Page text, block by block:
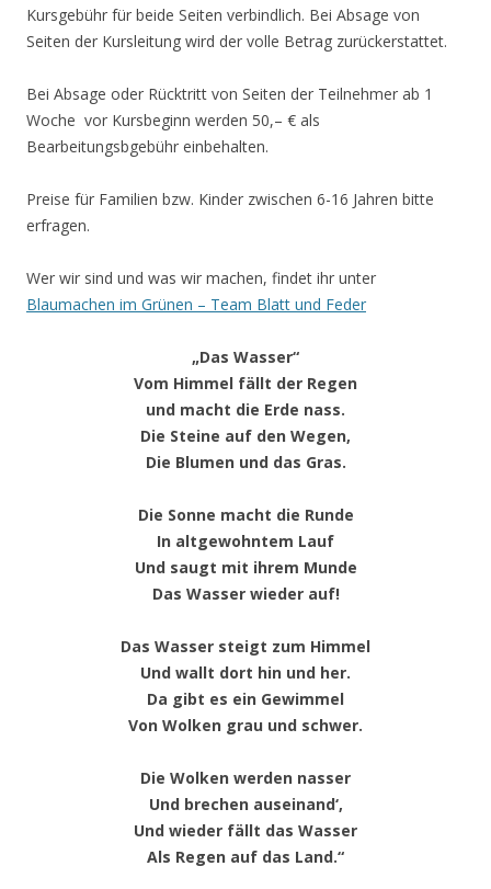
Kursgebühr für beide Seiten verbindlich. Bei Absage von
Seiten der Kursleitung wird der volle Betrag zurückerstattet.
Bei Absage oder Rücktritt von Seiten der Teilnehmer ab 1
Woche vor Kursbeginn werden 50,– € als
Bearbeitungsbgebühr einbehalten.
Preise für Familien bzw. Kinder zwischen 6-16 Jahren bitte
erfragen.
Wer wir sind und was wir machen, findet ihr unter
Blaumachen im Grünen – Team Blatt und Feder
„Das Wasser“
Vom Himmel fällt der Regen
und macht die Erde nass.
Die Steine auf den Wegen,
Die Blumen und das Gras.
Die Sonne macht die Runde
In altgewohntem Lauf
Und saugt mit ihrem Munde
Das Wasser wieder auf!
Das Wasser steigt zum Himmel
Und wallt dort hin und her.
Da gibt es ein Gewimmel
Von Wolken grau und schwer.
Die Wolken werden nasser
Und brechen auseinand‘,
Und wieder fällt das Wasser
Als Regen auf das Land.“